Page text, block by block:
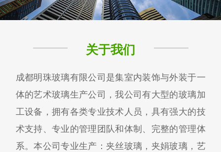
关于我们
成都明珠玻璃有限公司是集室内装饰与外装于一
体的艺术玻璃生产公司，我公司有大型的玻璃加
工设备，拥有各类专业技术人员，具有强大的技
术支持、专业的管理团队和体制、完整的管理体
系。本公司专业生产：夹丝玻璃，夹娟玻璃，艺